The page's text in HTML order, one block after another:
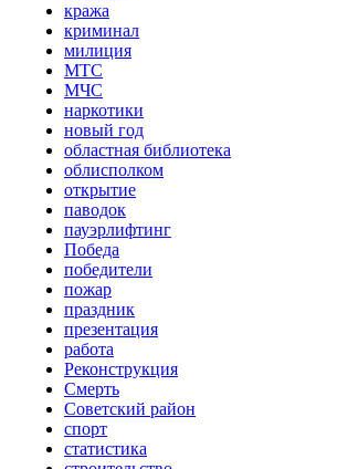
кража
криминал
милиция
МТС
МЧС
наркотики
новый год
областная библиотека
облисполком
открытие
паводок
пауэрлифтинг
Победа
победители
пожар
праздник
презентация
работа
Реконструкция
Смерть
Советский район
спорт
статистика